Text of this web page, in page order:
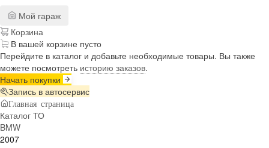
Мой гараж
Корзина
В вашей корзине пусто
Перейдите в каталог и добавьте необходимые товары. Вы также
можете посмотреть историю заказов.
Начать покупки
Запись в автосервис
Главная страница
Каталог ТО
BMW
2007